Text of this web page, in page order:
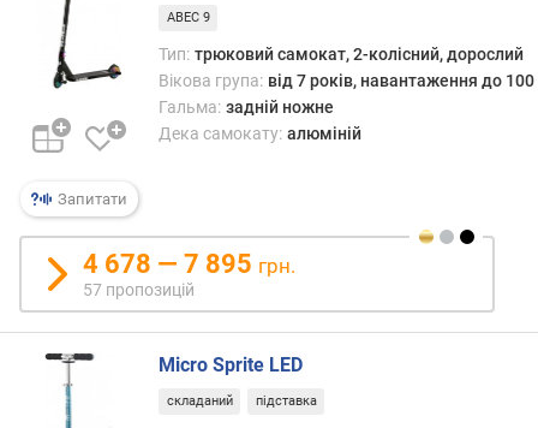
о
л
е
с
а
(
м
)
ж
о
р
с
т
к
Запитати
ABEC 9
Тип: трюковий самокат, 2-колісний, дорослий
Вікова група: від 7 років, навантаження до 100
Гальма: задній ножне
Дека самокату: алюміній
4 678 — 7 895 грн.
57 пропозицій
Micro Sprite LED
складаний підставка